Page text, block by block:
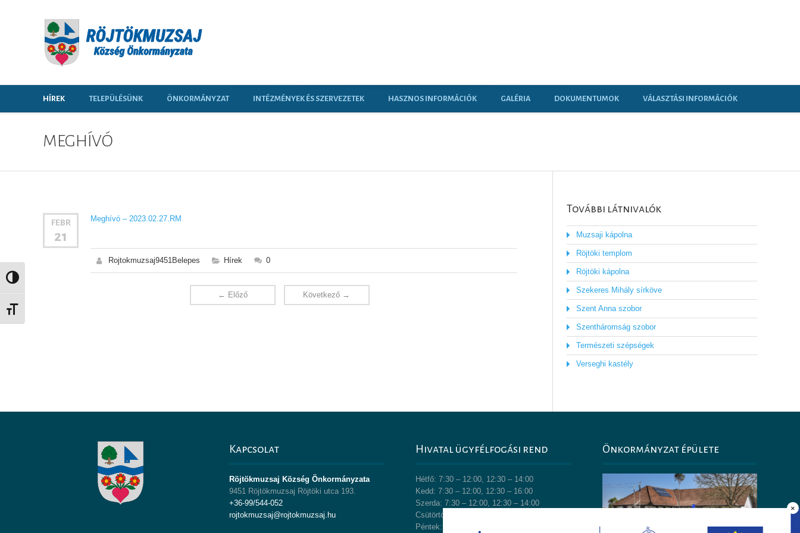
Nagy kontraszt váltása
Betűméret váltása
×
HÍREK TELEPÜLÉSÜNK ÖNKORMÁNYZAT INTÉZMÉNYEK ÉS SZERVEZETEK HASZNOS INFORMÁCIÓK GALÉRIA DOKUMENTUMOK VÁLASZTÁSI INFORMÁCIÓK
MEGHÍVÓ
FEBR
21
Meghívó – 2023.02.27.RM
Rojtokmuzsaj9451Belepes Hírek 0
← Előző Következő →
További látnivalók
Muzsaji kápolna
Röjtöki templom
Röjtöki kápolna
Szekeres Mihály sírköve
Szent Anna szobor
Szentháromság szobor
Természeti szépségek
Verseghi kastély
Kapcsolat
Röjtökmuzsaj Község Önkormányzata
9451 Röjtökmuzsaj Röjtöki utca 193.
+36-99/544-052
rojtokmuzsaj@rojtokmuzsaj.hu
Hivatal ügyfélfogási rend
Hétfő: 7:30 – 12:00, 12:30 – 14:00
Kedd: 7:30 – 12:00, 12:30 – 16:00
Szerda: 7:30 – 12:00, 12:30 – 14:00
Csütörtök: 7:30 – 12:00, 12:30 – 14:00
Péntek: 7:30 – 12:00, 12:30 – 13:30
Önkormányzat épülete